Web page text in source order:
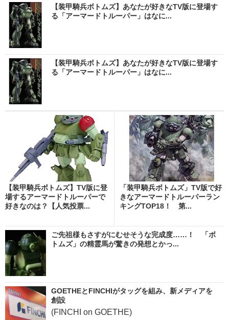
【装甲騎兵ボトムズ】あなたが好きなTV版に登場す
る「アーマードトルーパー」はなに...
【装甲騎兵ボトムズ】あなたが好きなTV版に登場す
る「アーマードトルーパー」はなに...
【装甲騎兵ボトムズ】TV版に登
場するアーマードトルーパーで
好きなのは？【人気投票...
「装甲騎兵ボトムズ」TV版で好
きなアーマードトルーパーラン
キングTOP18！ 第...
ご先祖様もさすがにむせそうな完成度……！ 「ボ
トムズ」の精霊馬が驚きの発想とかっ...
GOETHEとFINCHIがタッグを組み、新メディアを
創設
(FINCHI on GOETHE)